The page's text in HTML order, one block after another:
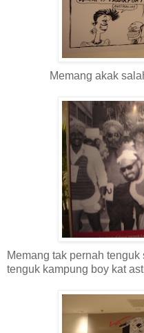
Memang akak
Memang tak pernah
tenguk kampung boy kat